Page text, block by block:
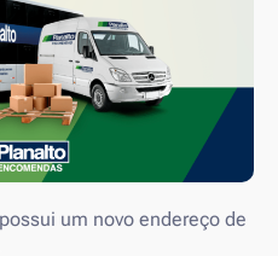
um novo endereço de